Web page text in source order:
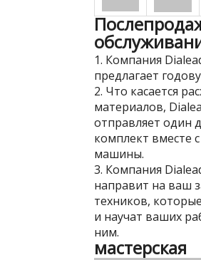
1. Компания
предлагает
2. Что касается
материалов,
отправляет один
комплект вместе
машины.
3. Компания
направит на ваш
техников,
и научат ваших
ним.
мастерская